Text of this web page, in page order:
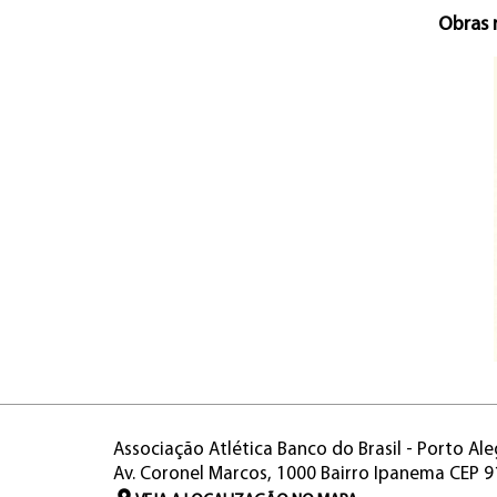
Obras
Associação Atlética Banco do Brasil - Porto
Av. Coronel Marcos, 1000 Bairro Ipanema CEP